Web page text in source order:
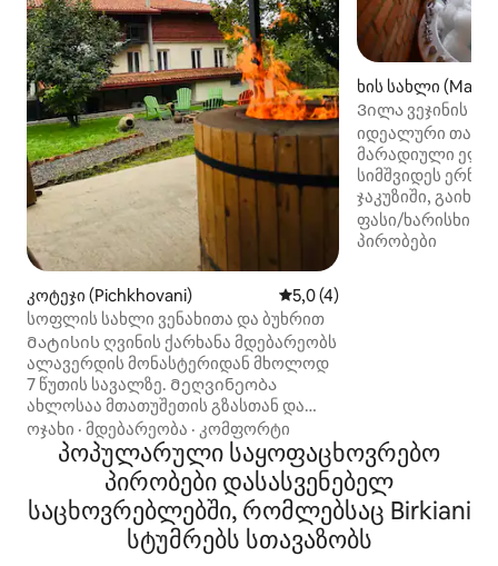
კოტეჯი (Pichkhovani) საშუალო შეფასებაა
5,0 (4)
სოფლის სახლი ვენახითა და ბუხრით
Მატისის ღვინის ქარხანა მდებარეობს
ალავერდის მონასტერიდან მხოლოდ
7 წუთის სავალზე. Მეღვინეობა
ახლოსაა მთათუშეთის გზასთან და
პანკისის ხეობასთან, რომელიც
საოცარი ბუნებით გამოირჩევა და
მდიდარია კულტურითა და ეთნიკური
წარმომავლობით. დამატებითი
ღირებულების სანაცვლოდ
შეგიძლიათ ისეთი აქტივობები
მოინახულოთ, როგორიცაა ღვინის
ოჯახი · მდებარეობა · კომფორტი
ხის სახლი
Ვილა ვეჯინის
იდეალური
მარადიული
სიმშვიდეს
ჯაკუზიში,
ბუხართან
ჩაივლის
რომანტიკა და
მოგონებები
ფასი/ხარისხი
პირობები
პოპულარული საყოფაცხოვრებო
პირობები დასასვენებელ
საცხოვრებლებში, რომლებსაც Birkiani
სტუმრებს სთავაზობს